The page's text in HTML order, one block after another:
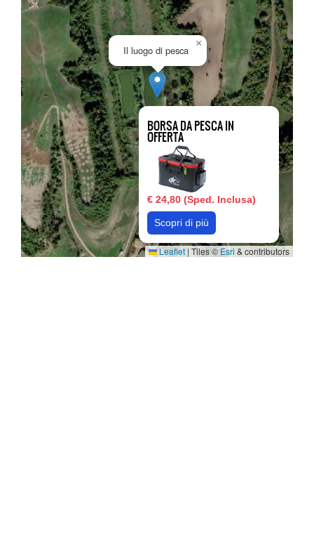
BORSA DA PESCA IN
OFFERTA
€ 24,80 (Sped. Inclusa)
Scopri di più
Il luogo di pesca
×
Leaflet | Tiles © Esri & contributors